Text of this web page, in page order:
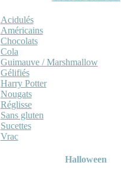
Acidulés
Américains
Chocolats
Cola
Guimauve / Marshmallow
Gélifiés
Harry Potter
Nougats
Réglisse
Sans gluten
Sucettes
Vrac
Halloween